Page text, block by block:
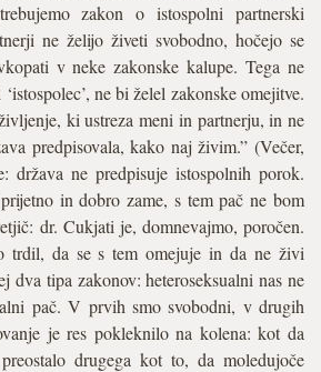
zakon o istospolni partnerski
ne želijo živeti svobodno, hočejo se
v neke zakonske kalupe. Tega ne
ne bi želel zakonske omejitve.
ki ustreza meni in partnerju, in ne
predpisovala, kako naj živim.” (Večer,
država ne predpisuje istospolnih porok.
in dobro zame, s tem pač ne bom
dr. Cukjati je, domnevajmo, poročen.
trdil, da se s tem omejuje in da ne živi
dva tipa zakonov: heteroseksualni nas ne
pač. V prvih smo svobodni, v drugih
je res pokleknilo na kolena: kot da
drugega kot to, da moledujoče